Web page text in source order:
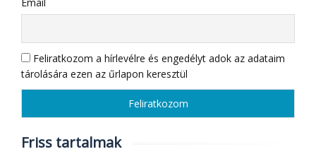
Feliratkozom a hírlevélre és engedélyt adok az adataim
tárolására ezen az űrlapon keresztül
Friss tartalmak